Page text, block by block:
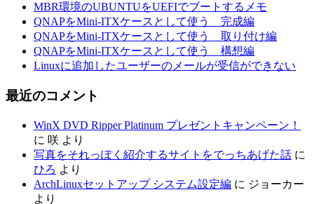
MBR環境のUBUNTUをUEFIでブートするメモ
QNAPをMini-ITXケースとして使う 完成編
QNAPをMini-ITXケースとして使う 取り付け編
QNAPをMini-ITXケースとして使う 構想編
Linuxに追加したユーザーのメールが受信ができない
最近のコメント
WinX DVD Ripper Platinum プレゼントキャンペーン！
に 咲 より
写真をそれっぽく紹介するサイトをでっちあげた話 に
ひろ より
ArchLinuxセットアップ システム設定編 に ジョーカー
より